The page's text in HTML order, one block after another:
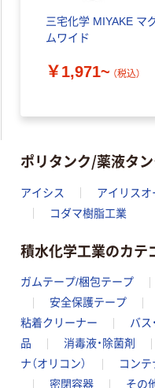
三宅化学 MIYAKE マ
ムワイド
￥1,971~ （税込）
ポリタンク/薬液タ
アイシス アイリスオ
コダマ樹脂工業
積水化学工業のカテ
ガムテープ/梱包テープ
安全保護テープ
粘着クリーナー
バス
品
消毒液・除菌剤
ナ（オリコン）
コンテ
密閉容器
その
本気プライス
ットライトテー